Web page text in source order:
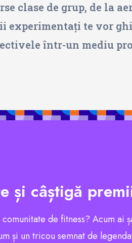
clase de grup, de la
experimentați te vor
într-un mediu
și câștigă
de fitness? Acum ai
și un tricou semnat de